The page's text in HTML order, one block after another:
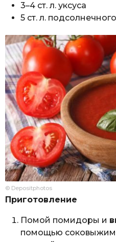
3–4 ст. л. уксуса
5 ст. л.
© Depositphotos
Приготовление
Помой помидоры и
помощью